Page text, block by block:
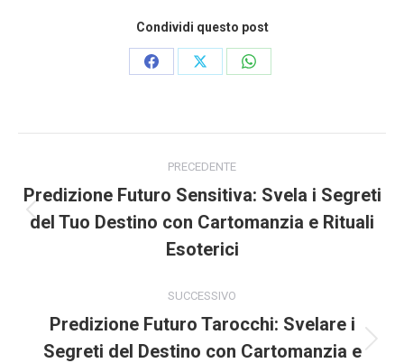
Condividi questo post
Condividi
Facebook
Condividi
X
Condividi
WhatsApp
post
PRECEDENTE
Post
precedente:
Predizione Futuro Sensitiva: Svela i Segreti
del Tuo Destino con Cartomanzia e Rituali
Esoterici
SUCCESSIVO
Prossimo
Predizione Futuro Tarocchi: Svelare i
Segreti del Destino con Cartomanzia e